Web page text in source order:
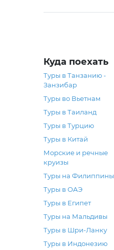
Куда поехать
Туры в Танзанию -
Занзибар
Туры во Вьетнам
Туры в Таиланд
Туры в Турцию
Туры в Китай
Морские и речные
круизы
Туры на Филиппины
Туры в ОАЭ
Туры в Египет
Туры на Мальдивы
Туры в Шри-Ланку
Туры в Индонезию